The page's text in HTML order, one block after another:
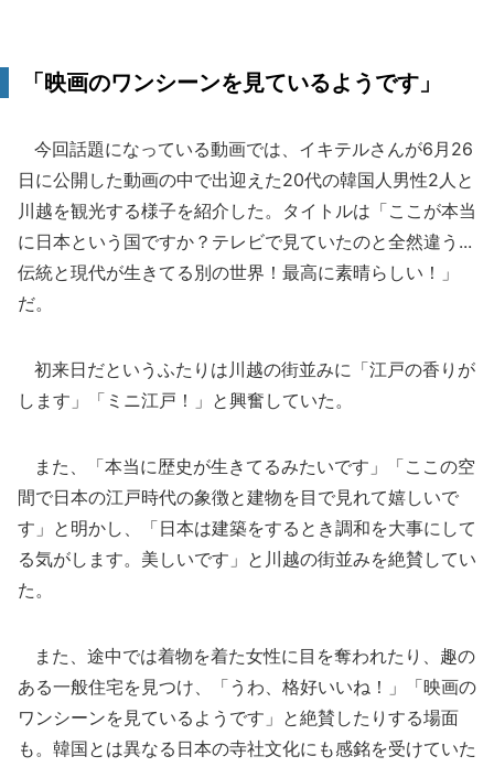
「映画のワンシーンを見ているようです」
今回話題になっている動画では、イキテルさんが6月26
日に公開した動画の中で出迎えた20代の韓国人男性2人と
川越を観光する様子を紹介した。タイトルは「ここが本当
に日本という国ですか？テレビで見ていたのと全然違う...
伝統と現代が生きてる別の世界！最高に素晴らしい！」
だ。
初来日だというふたりは川越の街並みに「江戸の香りが
します」「ミニ江戸！」と興奮していた。
また、「本当に歴史が生きてるみたいです」「ここの空
間で日本の江戸時代の象徴と建物を目で見れて嬉しいで
す」と明かし、「日本は建築をするとき調和を大事にして
る気がします。美しいです」と川越の街並みを絶賛してい
た。
また、途中では着物を着た女性に目を奪われたり、趣の
ある一般住宅を見つけ、「うわ、格好いいね！」「映画の
ワンシーンを見ているようです」と絶賛したりする場面
も。韓国とは異なる日本の寺社文化にも感銘を受けていた